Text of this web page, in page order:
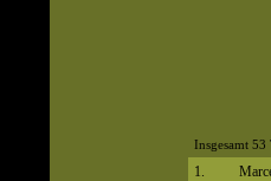
Insgesamt
1.